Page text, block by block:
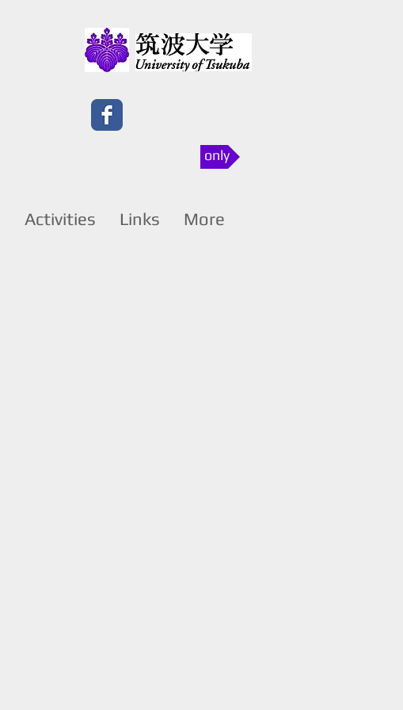
members only
Activities Links More